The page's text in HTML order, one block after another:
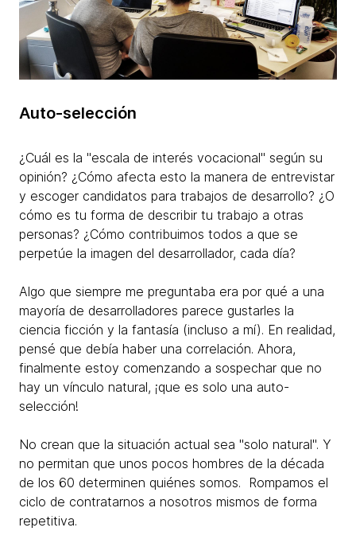
Auto-selección
¿Cuál es la "escala de interés vocacional" según su
opinión? ¿Cómo afecta esto la manera de entrevistar
y escoger candidatos para trabajos de desarrollo? ¿O
cómo es tu forma de describir tu trabajo a otras
personas? ¿Cómo contribuimos todos a que se
perpetúe la imagen del desarrollador, cada día?
Algo que siempre me preguntaba era por qué a una
mayoría de desarrolladores parece gustarles la
ciencia ficción y la fantasía (incluso a mí). En realidad,
pensé que debía haber una correlación. Ahora,
finalmente estoy comenzando a sospechar que no
hay un vínculo natural, ¡que es solo una auto-
selección!
No crean que la situación actual sea "solo natural". Y
no permitan que unos pocos hombres de la década
de los 60 determinen quiénes somos. Rompamos el
ciclo de contratarnos a nosotros mismos de forma
repetitiva.